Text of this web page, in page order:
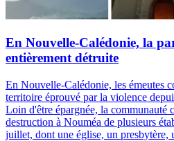
En Nouvelle-Calédonie, la
entièrement détruite
En Nouvelle-Calédonie, les émeutes
territoire éprouvé par la violence
Loin d'être épargnée, la communauté
destruction à Nouméa de plusieurs
juillet, dont une église, un presbytère,